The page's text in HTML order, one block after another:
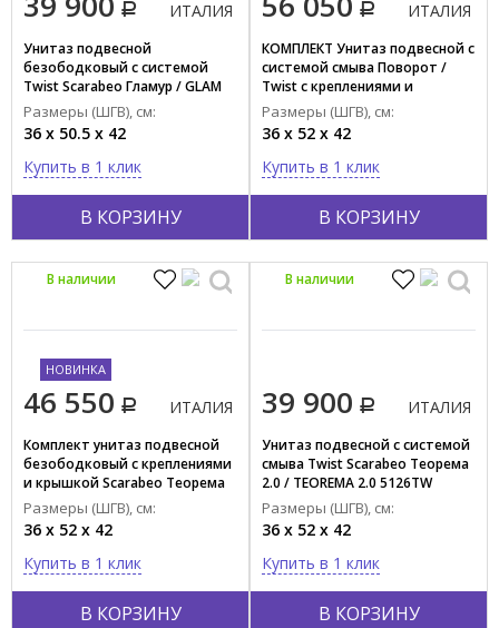
В КОРЗИНУ
ИТАЛИЯ
Унитаз подвесной
безободковый с системой
Twist Scarabeo Гламур / GLAM
5201/TW
Размеры (ШГВ), см:
36 x 50.5 x 42
Купить в 1 клик
В КОРЗИНУ
ИТАЛИЯ
КОМПЛЕКТ Унитаз подвесной c
системой смыва Поворот /
Twist с креплениями и
крышкой Scarabeo Теорема 2.0
/ TEOREMA 2.0
5126TW+10050/A+8305/B
Размеры (ШГВ), см:
36 x 52 x 42
Купить в 1 клик
46 550
В КОРЗИНУ
ИТАЛИЯ
Комплект унитаз подвесной
безободковый с креплениями
и крышкой Scarabeo Теорема
2.0 / TEOREMA 2.0
5126/CL+10050/A+8305/B
Размеры (ШГВ), см:
36 x 52 x 42
Купить в 1 клик
В наличии
НОВИНКА
39 900
В КОРЗИНУ
ИТАЛИЯ
Унитаз подвесной c системой
смыва Twist Scarabeo Теорема
2.0 / TEOREMA 2.0 5126TW
Размеры (ШГВ), см:
36 x 52 x 42
Купить в 1 клик
В наличии